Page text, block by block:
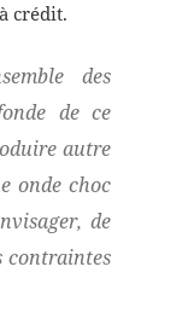
crédit.
des
de ce
autre
onde choc
de
contraintes